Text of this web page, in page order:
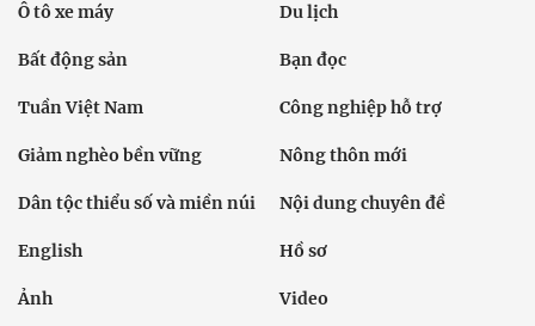
Ô tô xe máy Du lịch
Bất động sản Bạn đọc
Tuần Việt Nam Công nghiệp hỗ trợ
Giảm nghèo bền vững Nông thôn mới
Dân tộc thiểu số và miền núi Nội dung chuyên đề
English Hồ sơ
Ảnh Video